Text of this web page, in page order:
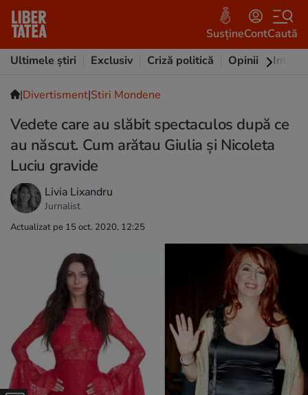
SusțineContCaută
Ultimele știri
Exclusiv Criză politică Opinii
|Divertisment|Stiri Mondene
Vedete care au slăbit spectaculos după ce
au născut. Cum arătau Giulia și Nicoleta
Luciu gravide
Livia Lixandru
Jurnalist
Actualizat pe 15 oct. 2020, 12:25